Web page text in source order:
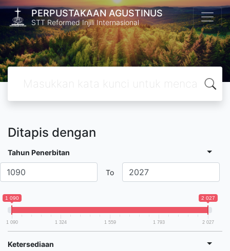
PERPUSTAKAAN AGUSTINUS
STT Reformed Injili Internasional
Ditapis dengan
Tahun Penerbitan
To
1 090 2 027
1 090 1 324 1 559 1 793 2 027
Ketersediaan